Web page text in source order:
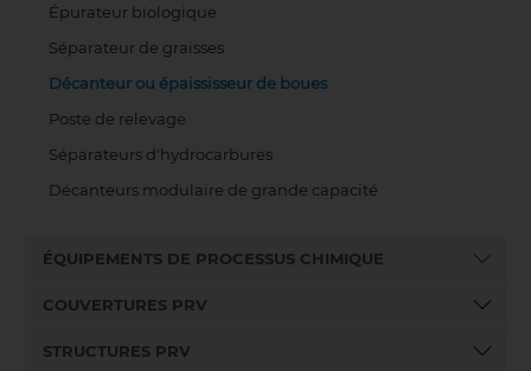
Épurateur biologique
Séparateur de graisses
Décanteur ou épaississeur de boues
Poste de relevage
Séparateurs d'hydrocarbures
Décanteurs modulaire de grande capacité
ÉQUIPEMENTS DE PROCESSUS CHIMIQUE
COUVERTURES PRV
STRUCTURES PRV